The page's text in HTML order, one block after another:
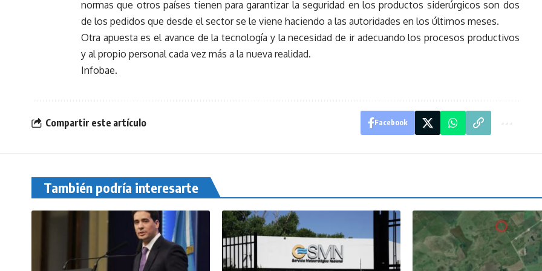
normas que otros países tienen para garantizar la seguridad en los productos siderúrgicos son dos
de los pedidos que desde el sector se le viene haciendo a las autoridades en los últimos meses.
Otra apuesta es el avance de la tecnología y la necesidad de ir adecuando los procesos productivos
y al propio personal cada vez más a la nueva realidad.
Infobae.
Compartir este artículo Facebook
También podría interesarte